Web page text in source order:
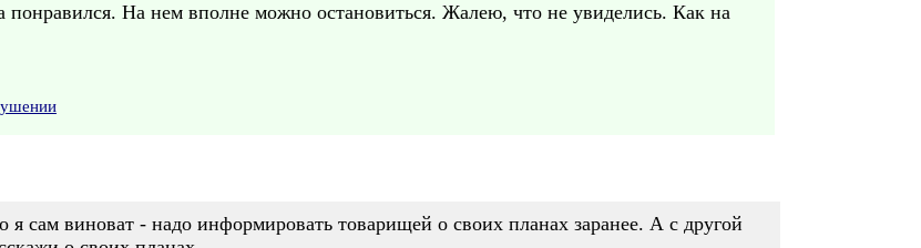
На нем вполне можно остановиться. Жалею, что не увиделись. Как на
сам виноват - надо информировать товарищей о своих планах заранее. А с другой